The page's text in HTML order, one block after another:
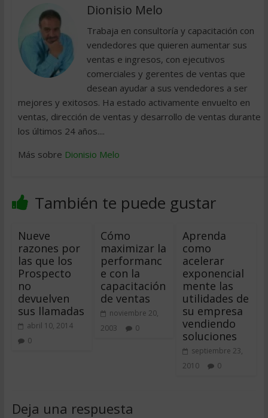
Dionisio Melo
Trabaja en consultoría y capacitación con
vendedores que quieren aumentar sus
ventas e ingresos, con ejecutivos
comerciales y gerentes de ventas que
desean ayudar a sus vendedores a ser
mejores y exitosos. Ha estado activamente envuelto en
ventas, dirección de ventas y desarrollo de ventas durante
los últimos 24 años....
Más sobre Dionisio Melo
También te puede gustar
Nueve
razones por
las que los
Prospecto
no
devuelven
sus llamadas
abril 10, 2014
0
Cómo
maximizar la
performanc
e con la
capacitación
de ventas
noviembre 20,
2003
0
Aprenda
como
acelerar
exponencial
mente las
utilidades de
su empresa
vendiendo
soluciones
septiembre 23,
2010
0
Deja una respuesta